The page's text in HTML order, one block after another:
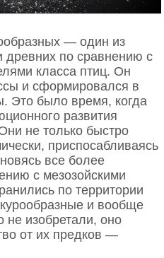
— один из
древних по сравнению с
класса птиц. Он
и сформировался в
Это было время, когда
развития
не только быстро
приспосабливаясь
все более
с мезозойскими
по территории
и вообще
изобретали, оно
от их предков —